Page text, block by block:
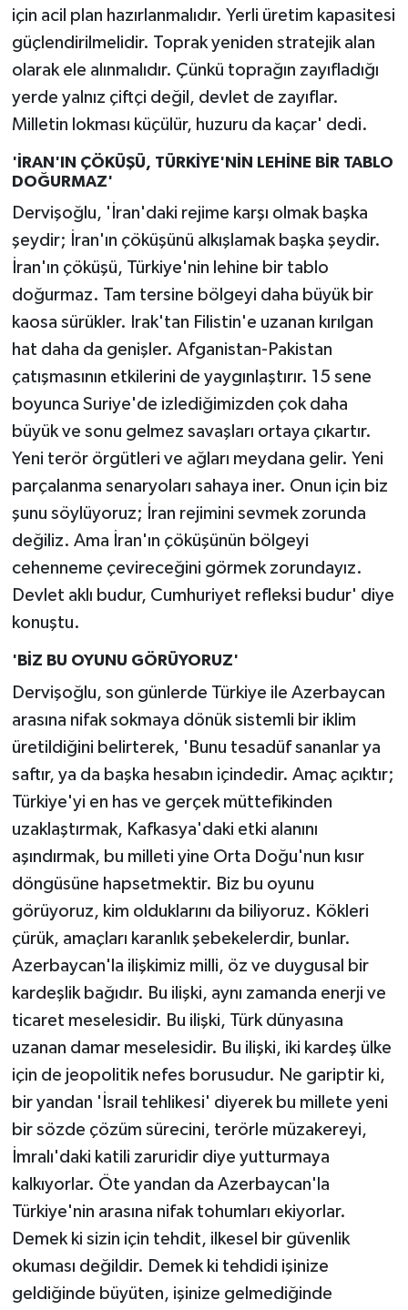
için acil plan hazırlanmalıdır. Yerli üretim kapasitesi
güçlendirilmelidir. Toprak yeniden stratejik alan
olarak ele alınmalıdır. Çünkü toprağın zayıfladığı
yerde yalnız çiftçi değil, devlet de zayıflar.
Milletin lokması küçülür, huzuru da kaçar' dedi.
'İRAN'IN ÇÖKÜŞÜ, TÜRKİYE'NİN LEHİNE BİR TABLO
DOĞURMAZ'
Dervişoğlu, 'İran'daki rejime karşı olmak başka
şeydir; İran'ın çöküşünü alkışlamak başka şeydir.
İran'ın çöküşü, Türkiye'nin lehine bir tablo
doğurmaz. Tam tersine bölgeyi daha büyük bir
kaosa sürükler. Irak'tan Filistin'e uzanan kırılgan
hat daha da genişler. Afganistan-Pakistan
çatışmasının etkilerini de yaygınlaştırır. 15 sene
boyunca Suriye'de izlediğimizden çok daha
büyük ve sonu gelmez savaşları ortaya çıkartır.
Yeni terör örgütleri ve ağları meydana gelir. Yeni
parçalanma senaryoları sahaya iner. Onun için biz
şunu söylüyoruz; İran rejimini sevmek zorunda
değiliz. Ama İran'ın çöküşünün bölgeyi
cehenneme çevireceğini görmek zorundayız.
Devlet aklı budur, Cumhuriyet refleksi budur' diye
konuştu.
'BİZ BU OYUNU GÖRÜYORUZ'
Dervişoğlu, son günlerde Türkiye ile Azerbaycan
arasına nifak sokmaya dönük sistemli bir iklim
üretildiğini belirterek, 'Bunu tesadüf sananlar ya
saftır, ya da başka hesabın içindedir. Amaç açıktır;
Türkiye'yi en has ve gerçek müttefikinden
uzaklaştırmak, Kafkasya'daki etki alanını
aşındırmak, bu milleti yine Orta Doğu'nun kısır
döngüsüne hapsetmektir. Biz bu oyunu
görüyoruz, kim olduklarını da biliyoruz. Kökleri
çürük, amaçları karanlık şebekelerdir, bunlar.
Azerbaycan'la ilişkimiz milli, öz ve duygusal bir
kardeşlik bağıdır. Bu ilişki, aynı zamanda enerji ve
ticaret meselesidir. Bu ilişki, Türk dünyasına
uzanan damar meselesidir. Bu ilişki, iki kardeş ülke
için de jeopolitik nefes borusudur. Ne gariptir ki,
bir yandan 'İsrail tehlikesi' diyerek bu millete yeni
bir sözde çözüm sürecini, terörle müzakereyi,
İmralı'daki katili zaruridir diye yutturmaya
kalkıyorlar. Öte yandan da Azerbaycan'la
Türkiye'nin arasına nifak tohumları ekiyorlar.
Demek ki sizin için tehdit, ilkesel bir güvenlik
okuması değildir. Demek ki tehdidi işinize
geldiğinde büyüten, işinize gelmediğinde